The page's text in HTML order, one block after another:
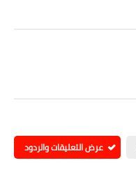
عرض التعليقات والردود